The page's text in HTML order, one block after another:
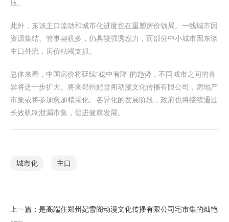
压。
此外，东谈主口流动和城市化进度也在重塑房价钱局。一线城市因
资源集结、管事契机多，仍具较强诱惑力，而部分中小城市因东谈
主口外流，房价枯竭支抓。
总体来看，中国房价将延续“稳中有降”的趋势，不同城市之间的各
异将进一步扩大。将来郑州妃雪阁动漫文化传播有限公司，房地产
市集或将参加愈加精采化、各异化的发展阶段，政府也将接续通过
长效机制泄漏市集，促进健康发展。
城市化 主口
上一篇： 是高端住郑州妃雪阁动漫文化传播有限公司宅市集的灿艳